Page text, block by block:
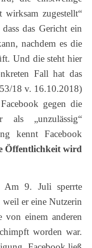
wirksam zugestellt“
das Gericht ein
nachdem es die
Und die steht hier
Fall hat das
18 v. 16.10.2018)
gegen die
„unzulässig“
kennt Facebook
Öffentlichkeit wird
9. Juli sperrte
er eine Nutzerin
von einem anderen
worden war.